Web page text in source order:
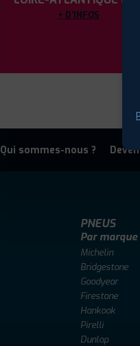
+ D'INFOS
Qui sommes-nous ?
PNEUS
Par marque
Michelin
Bridgestone
Goodyear
Firestone
Hankook
Pirelli
Dunlop